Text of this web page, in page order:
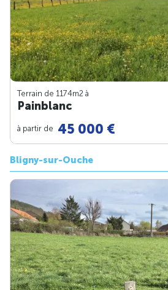
Terrain de 1174m2 à
Painblanc
à partir de 45 000 €
Bligny-sur-Ouche